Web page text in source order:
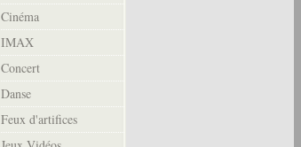
Cinéma
IMAX
Concert
Danse
Feux d'artifices